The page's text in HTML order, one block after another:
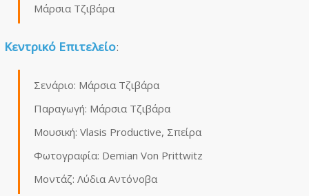
Μάρσια Τζιβάρα
Κεντρικό Επιτελείο:
Σενάριο: Μάρσια Τζιβάρα
Παραγωγή: Μάρσια Τζιβάρα
Μουσική: Vlasis Productive, Σπείρα
Φωτογραφία: Demian Von Prittwitz
Μοντάζ: Λύδια Αντόνοβα